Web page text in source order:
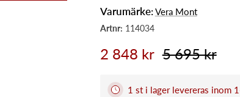
Varumärke:Vera Mont
2 848 kr 5 695 kr
1 st i lager levereras inom